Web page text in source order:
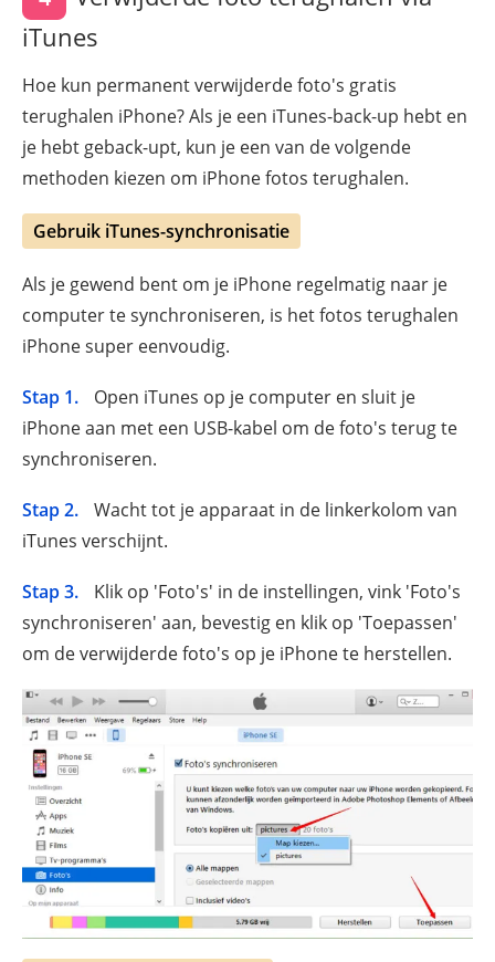
iTunes
Hoe kun permanent verwijderde foto's gratis
terughalen iPhone? Als je een iTunes-back-up hebt en
je hebt geback-upt, kun je een van de volgende
methoden kiezen om iPhone fotos terughalen.
Gebruik iTunes-synchronisatie
Als je gewend bent om je iPhone regelmatig naar je
computer te synchroniseren, is het fotos terughalen
iPhone super eenvoudig.
Stap 1.
Open iTunes op je computer en sluit je
iPhone aan met een USB-kabel om de foto's terug te
synchroniseren.
Stap 2.
Wacht tot je apparaat in de linkerkolom van
iTunes verschijnt.
Stap 3.
Klik op 'Foto's' in de instellingen, vink 'Foto's
synchroniseren' aan, bevestig en klik op 'Toepassen'
om de verwijderde foto's op je iPhone te herstellen.